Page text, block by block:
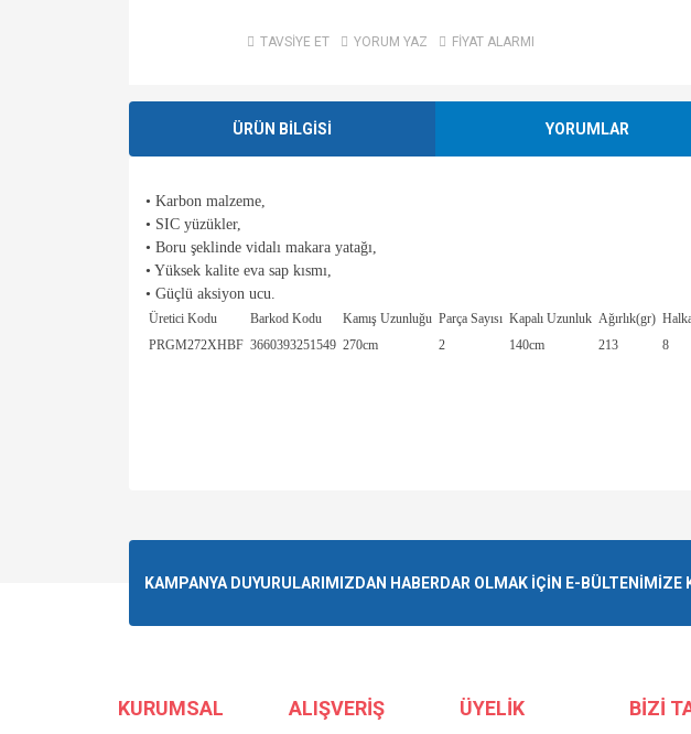
TAVSİYE ET YORUM YAZ FİYAT ALARMI
ÜRÜN BİLGİSİ YORUMLAR
• Karbon malzeme,
• SIC yüzükler,
• Boru şeklinde vidalı makara yatağı,
• Yüksek kalite eva sap kısmı,
• Güçlü aksiyon ucu.
Üretici Kodu Barkod Kodu Kamış Uzunluğu Parça Sayısı Kapalı Uzunluk Ağırlık(gr)
PRGM272XHBF 3660393251549 270cm 2 140cm 213 8
Ürün açıklamasında eksik bilgiler bulunuyor.
Ürün bilgilerinde hatalar bulunuyor.
KAMPANYA DUYURULARIMIZDAN HABERDAR OLMAK İÇİN E-BÜLTENİMİZE
KURUMSAL ALIŞVERİŞ ÜYELİK BİZİ